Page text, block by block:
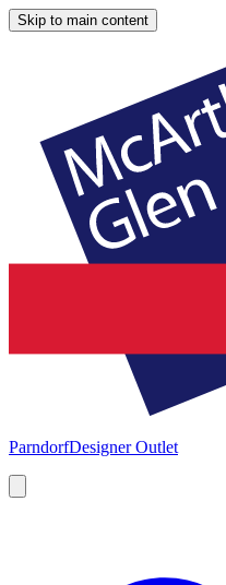
Skip to main content
ParndorfDesigner Outlet